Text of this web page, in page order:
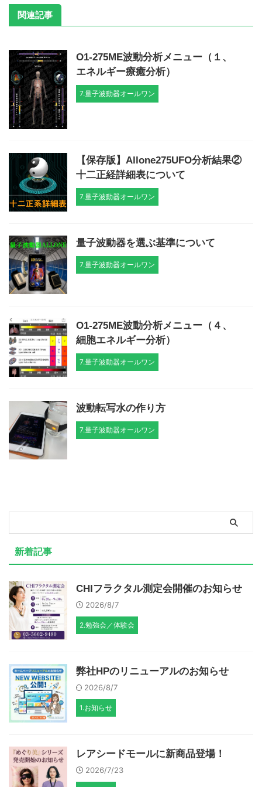
関連記事
O1-275ME波動分析メニュー（１、
エネルギー療癒分析）
7.量子波動器オールワン
【保存版】Allone275UFO分析結果②
十二正経詳細表について
7.量子波動器オールワン
量子波動器を選ぶ基準について
7.量子波動器オールワン
O1-275ME波動分析メニュー（４、
細胞エネルギー分析）
7.量子波動器オールワン
波動転写水の作り方
7.量子波動器オールワン
新着記事
CHIフラクタル測定会開催のお知らせ
2026/8/7
2.勉強会／体験会
弊社HPのリニューアルのお知らせ
2026/8/7
1.お知らせ
レアシードモールに新商品登場！
2026/7/23